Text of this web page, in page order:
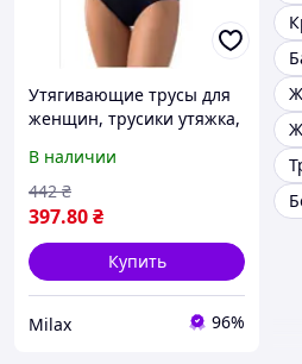
Утягивающие трусы для
женщин, трусики утяжка,
белье для похудения
(2104)
В наличии
397.80₴
442 ₴
Купить
Milax 96%